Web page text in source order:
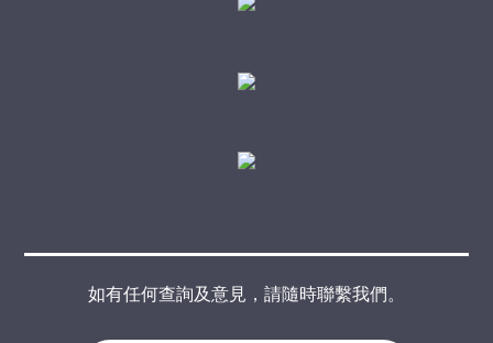
如有任何查詢及意見，請隨時聯繫我們。